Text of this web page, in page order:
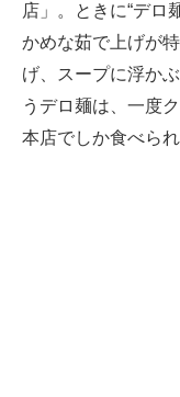
店」。ときに“デロ
かめな茹で上げが
げ、スープに浮か
うデロ麺は、一度
本店でしか食べら